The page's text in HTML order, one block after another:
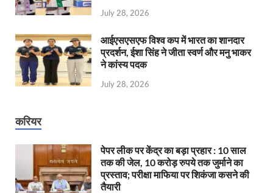
July 28, 2026
आईएसएसएफ विश्व कप में भारत का शानदार
प्रदर्शन, ईशा सिंह ने जीता स्वर्ण और मनु भाकर
ने कांस्य पदक
July 28, 2026
करियर
पेपर लीक पर केंद्र का बड़ा प्रहार : 10 साल
तक की जेल, 10 करोड़ रुपये तक जुर्माने का
प्रस्ताव; परीक्षा माफिया पर शिकंजा कसने की
तैयारी